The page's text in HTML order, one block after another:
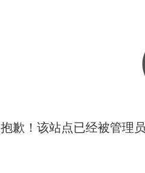
抱歉！该站点已经被管理